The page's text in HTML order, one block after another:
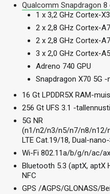
Qualcomm Snapdragon
1 x 3,2 GHz Cortex-X3
2 x 2,8 GHz Cortex-
2 x 2,8 GHz Cortex-
3 x 2,0 GHz Cortex-
Adreno 740 GPU
Snapdragon X70 5G
16 Gt LPDDR5X RAM-
256 Gt UFS 3.1 -
5G NR
(n1/n2/n3/n5/n7/n8/n12/
LTE Cat.19/18, Dual-
Wi-Fi 802.11a/b/g/n/ac/
Bluetooth 5.3 (aptX, aptX
NFC
GPS /AGPS/GLONASS/